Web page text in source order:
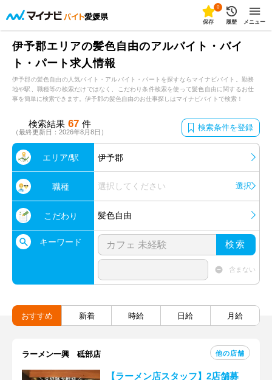
愛媛県
0
保存 履歴 メニュー
伊予郡エリアの髪色自由のアルバイト・バイ
ト・パート求人情報
伊予郡の髪色自由の人気バイト・アルバイト・パートを探すならマイナビバイト。勤務
地や駅、職種等の検索だけではなく、こだわり条件検索を使って髪色自由に関するお仕
事を簡単に検索できます。伊予郡の髪色自由のお仕事探しはマイナビバイトで検索！
検索結果 67 件
（最終更新日：2026年8月8日） 検索条件を登録
エリア/駅 伊予郡
職種 選択してください 選択
こだわり 髪色自由
キーワード 検索
含まない
おすすめ 新着 時給 日給 月給
ラーメン一興 砥部店 他の店舗
【ラーメン店スタッフ】2店舗募